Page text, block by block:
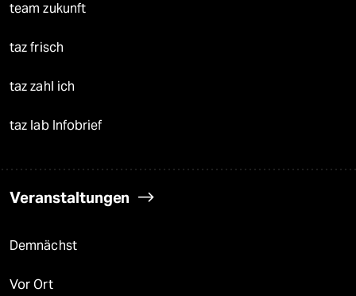
team zukunft
taz frisch
taz zahl ich
taz lab Infobrief
Veranstaltungen
Demnächst
Vor Ort